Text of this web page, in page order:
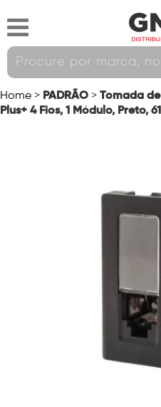
Home > PADRÃO > Tomada
Plus+ 4 Fios, 1 Módulo, Preto,